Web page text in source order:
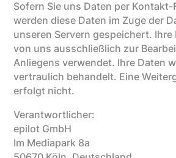
Sofern Sie uns Daten per Kontakt-
werden diese Daten im Zuge der
unseren Servern gespeichert. Ihre
von uns ausschließlich zur
Anliegens verwendet. Ihre Daten
vertraulich behandelt. Eine
erfolgt nicht.
Verantwortlicher:
epilot GmbH
Im Mediapark 8a